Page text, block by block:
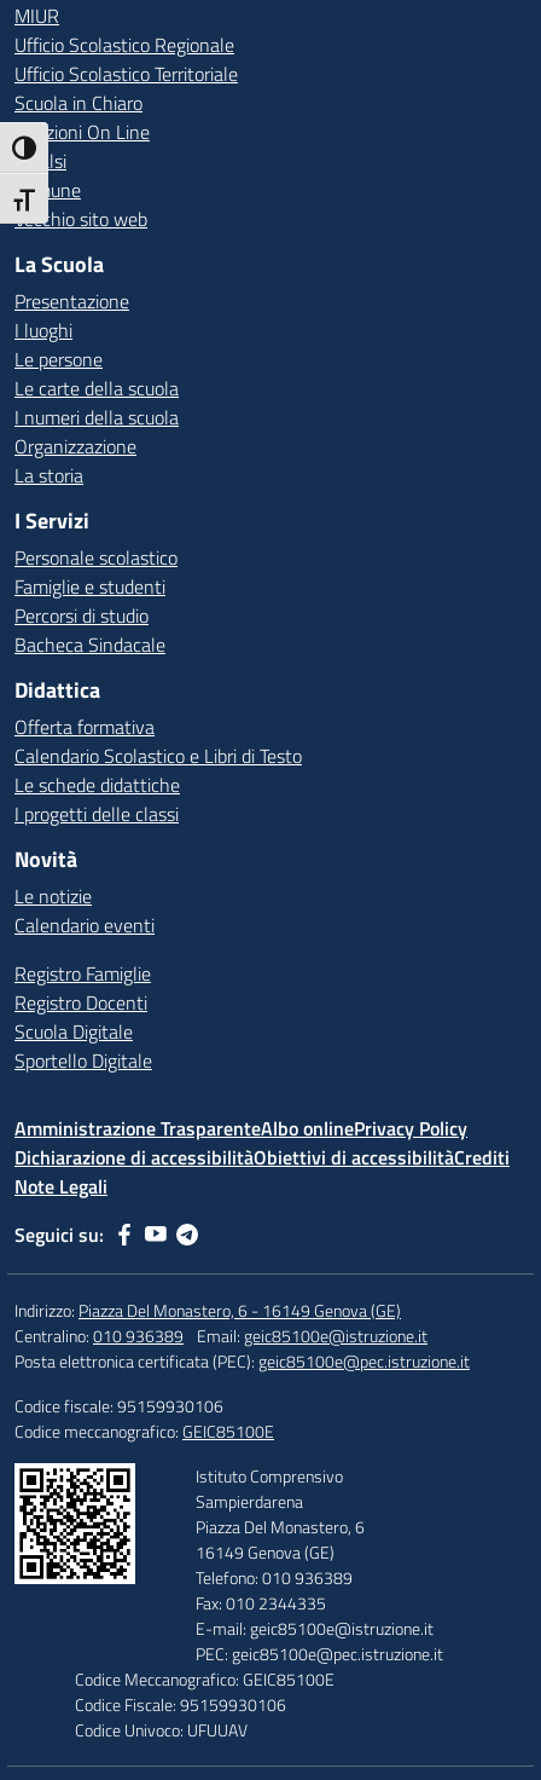
Attiva/disattiva alto contrasto
Attiva/disattiva dimensione testo
MIUR
Ufficio Scolastico Regionale
Ufficio Scolastico Territoriale
Scuola in Chiaro
Iscrizioni On Line
Invalsi
Comune
Vecchio sito web
La Scuola
Presentazione
I luoghi
Le persone
Le carte della scuola
I numeri della scuola
Organizzazione
La storia
I Servizi
Personale scolastico
Famiglie e studenti
Percorsi di studio
Bacheca Sindacale
Didattica
Offerta formativa
Calendario Scolastico e Libri di Testo
Le schede didattiche
I progetti delle classi
Novità
Le notizie
Calendario eventi
Registro Famiglie
Registro Docenti
Scuola Digitale
Sportello Digitale
Amministrazione TrasparenteAlbo onlinePrivacy Policy
Dichiarazione di accessibilitàObiettivi di accessibilitàCrediti
Note Legali
Seguici su:
Indirizzo: Piazza Del Monastero, 6 - 16149 Genova (GE)
Centralino:010 936389 Email:geic85100e@istruzione.it
Posta elettronica certificata (PEC):geic85100e@pec.istruzione.it
Codice fiscale: 95159930106
Codice meccanografico:GEIC85100E
Istituto Comprensivo
Sampierdarena
Piazza Del Monastero, 6
16149 Genova (GE)
Telefono: 010 936389
Fax: 010 2344335
E-mail: geic85100e@istruzione.it
PEC: geic85100e@pec.istruzione.it
Codice Meccanografico: GEIC85100E
Codice Fiscale: 95159930106
Codice Univoco: UFUUAV